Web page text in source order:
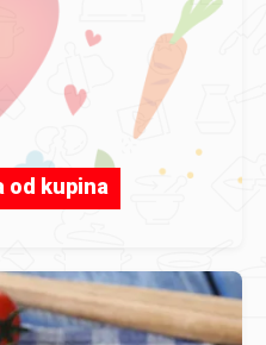
od kupina